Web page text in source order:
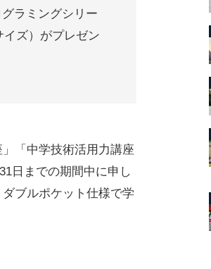
ラミングシリー
ズ）がプレゼン
「中学技術活用力講座
日までの期間中に申し
ブルポケット仕様で学